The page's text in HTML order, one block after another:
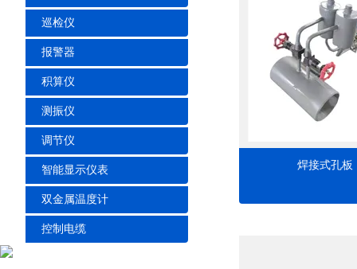
巡检仪
报警器
积算仪
测振仪
调节仪
智能显示仪表
双金属温度计
控制电缆
焊接式孔板